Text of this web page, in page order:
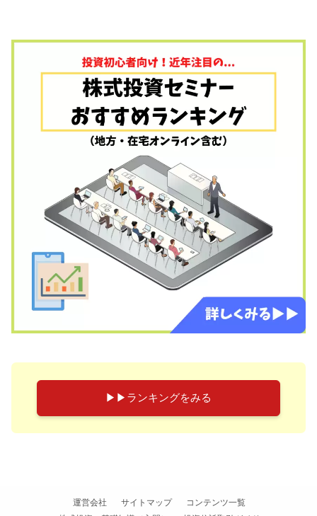
▶︎▶︎ランキングをみる
運営会社 サイトマップ
コンテンツ一覧